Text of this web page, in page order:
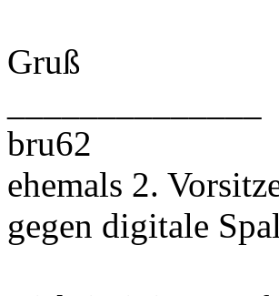
Gruß
bru62
ehemals 2.
gegen digitale